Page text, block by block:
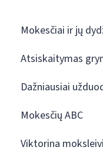
Mokesčiai ir jų
Atsiskaitymas
Dažniausiai
Mokesčių ABC
Viktorina